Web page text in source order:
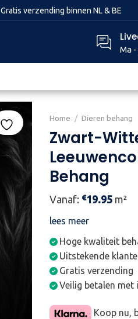
Gratis verzending binnen NL & BE
Ma
Home / Dieren behang
Zwart-
Behang
Vanaf: €19.95 m²
lees meer
Hoge kwaliteit
Uitstekende
Gratis verzending
Veilig betalen met
Koop nu,